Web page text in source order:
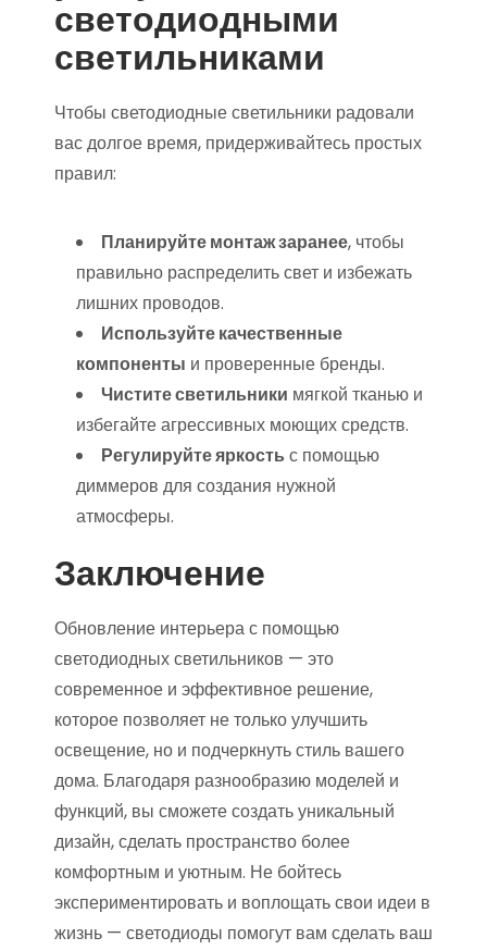
светодиодными
светильниками
Чтобы светодиодные светильники радовали
вас долгое время, придерживайтесь простых
правил:
Планируйте монтаж заранее, чтобы
правильно распределить свет и избежать
лишних проводов.
Используйте качественные
компоненты и проверенные бренды.
Чистите светильники мягкой тканью и
избегайте агрессивных моющих средств.
Регулируйте яркость с помощью
диммеров для создания нужной
атмосферы.
Заключение
Обновление интерьера с помощью
светодиодных светильников — это
современное и эффективное решение,
которое позволяет не только улучшить
освещение, но и подчеркнуть стиль вашего
дома. Благодаря разнообразию моделей и
функций, вы сможете создать уникальный
дизайн, сделать пространство более
комфортным и уютным. Не бойтесь
экспериментировать и воплощать свои идеи в
жизнь — светодиоды помогут вам сделать ваш